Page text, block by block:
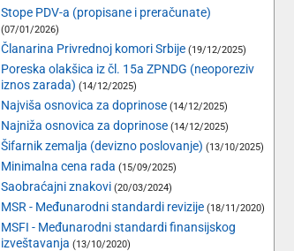
Stope PDV-a (propisane i preračunate)
(07/01/2026)
Članarina Privrednoj komori Srbije (19/12/2025)
Poreska olakšica iz čl. 15a ZPNDG (neoporeziv
iznos zarada) (14/12/2025)
Najviša osnovica za doprinose (14/12/2025)
Najniža osnovica za doprinose (14/12/2025)
Šifarnik zemalja (devizno poslovanje) (13/10/2025)
Minimalna cena rada (15/09/2025)
Saobraćajni znakovi (20/03/2024)
MSR - Međunarodni standardi revizije (18/11/2020)
MSFI - Međunarodni standardi finansijskog
izveštavanja (13/10/2020)